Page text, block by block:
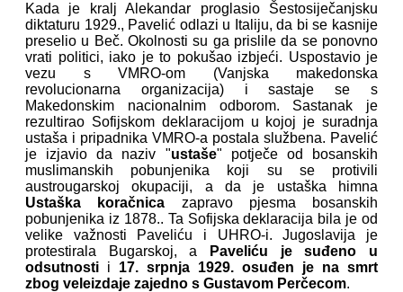
Kada je kralj Alekandar proglasio Šestosiječanjsku
diktaturu 1929., Pavelić odlazi u Italiju, da bi se kasnije
preselio u Beč. Okolnosti su ga prislile da se ponovno
vrati politici, iako je to pokušao izbjeći. Uspostavio je
vezu s VMRO-om (Vanjska makedonska
revolucionarna organizacija) i sastaje se s
Makedonskim nacionalnim odborom. Sastanak je
rezultirao Sofijskom deklaracijom u kojoj je suradnja
ustaša i pripadnika VMRO-a postala službena. Pavelić
je izjavio da naziv "ustaše" potječe od bosanskih
muslimanskih pobunjenika koji su se protivili
austrougarskoj okupaciji, a da je ustaška himna
Ustaška koračnica zapravo pjesma bosanskih
pobunjenika iz 1878.. Ta Sofijska deklaracija bila je od
velike važnosti Paveliću i UHRO-i. Jugoslavija je
protestirala Bugarskoj, a
Paveliću je suđeno u
odsutnosti i 17. srpnja 1929. osuđen je na smrt
zbog veleizdaje zajedno s Gustavom Perčecom.